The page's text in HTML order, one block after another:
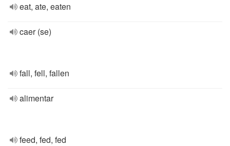
eat, ate, eaten
caer (se)
fall, fell, fallen
alimentar
feed, fed, fed